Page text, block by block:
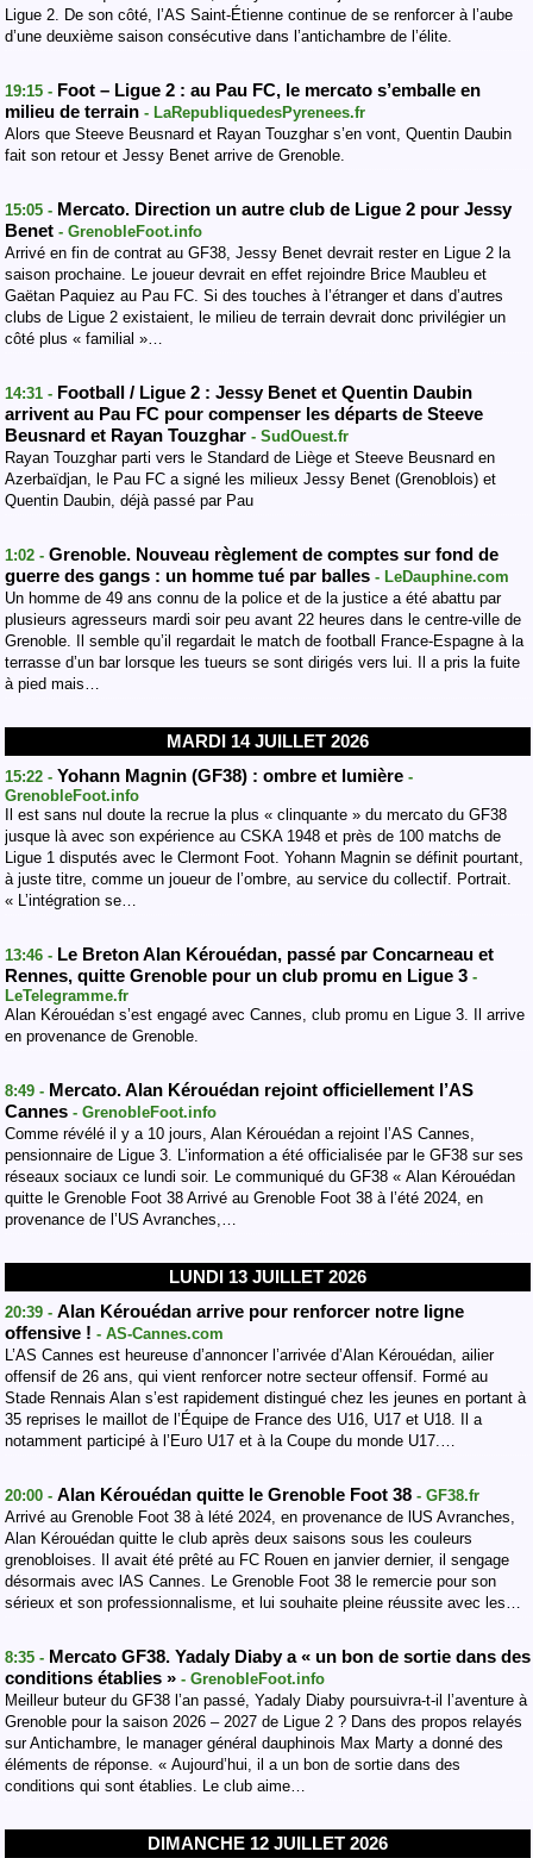
Ligue 2. De son côté, l’AS Saint-Étienne continue de se renforcer à l’aube
d’une deuxième saison consécutive dans l’antichambre de l’élite.
19:15 - Foot – Ligue 2 : au Pau FC, le mercato s’emballe en
milieu de terrain - LaRepubliquedesPyrenees.fr
Alors que Steeve Beusnard et Rayan Touzghar s’en vont, Quentin Daubin
fait son retour et Jessy Benet arrive de Grenoble.
15:05 - Mercato. Direction un autre club de Ligue 2 pour Jessy
Benet - GrenobleFoot.info
Arrivé en fin de contrat au GF38, Jessy Benet devrait rester en Ligue 2 la
saison prochaine. Le joueur devrait en effet rejoindre Brice Maubleu et
Gaëtan Paquiez au Pau FC. Si des touches à l’étranger et dans d’autres
clubs de Ligue 2 existaient, le milieu de terrain devrait donc privilégier un
côté plus « familial »…
14:31 - Football / Ligue 2 : Jessy Benet et Quentin Daubin
arrivent au Pau FC pour compenser les départs de Steeve
Beusnard et Rayan Touzghar - SudOuest.fr
Rayan Touzghar parti vers le Standard de Liège et Steeve Beusnard en
Azerbaïdjan, le Pau FC a signé les milieux Jessy Benet (Grenoblois) et
Quentin Daubin, déjà passé par Pau
1:02 - Grenoble. Nouveau règlement de comptes sur fond de
guerre des gangs : un homme tué par balles - LeDauphine.com
Un homme de 49 ans connu de la police et de la justice a été abattu par
plusieurs agresseurs mardi soir peu avant 22 heures dans le centre-ville de
Grenoble. Il semble qu’il regardait le match de football France-Espagne à la
terrasse d’un bar lorsque les tueurs se sont dirigés vers lui. Il a pris la fuite
à pied mais…
MARDI 14 JUILLET 2026
15:22 - Yohann Magnin (GF38) : ombre et lumière -
GrenobleFoot.info
Il est sans nul doute la recrue la plus « clinquante » du mercato du GF38
jusque là avec son expérience au CSKA 1948 et près de 100 matchs de
Ligue 1 disputés avec le Clermont Foot. Yohann Magnin se définit pourtant,
à juste titre, comme un joueur de l’ombre, au service du collectif. Portrait.
« L’intégration se…
13:46 - Le Breton Alan Kérouédan, passé par Concarneau et
Rennes, quitte Grenoble pour un club promu en Ligue 3 -
LeTelegramme.fr
Alan Kérouédan s’est engagé avec Cannes, club promu en Ligue 3. Il arrive
en provenance de Grenoble.
8:49 - Mercato. Alan Kérouédan rejoint officiellement l’AS
Cannes - GrenobleFoot.info
Comme révélé il y a 10 jours, Alan Kérouédan a rejoint l’AS Cannes,
pensionnaire de Ligue 3. L’information a été officialisée par le GF38 sur ses
réseaux sociaux ce lundi soir. Le communiqué du GF38 « Alan Kérouédan
quitte le Grenoble Foot 38 Arrivé au Grenoble Foot 38 à l’été 2024, en
provenance de l’US Avranches,…
LUNDI 13 JUILLET 2026
20:39 - Alan Kérouédan arrive pour renforcer notre ligne
offensive ! - AS-Cannes.com
L’AS Cannes est heureuse d’annoncer l’arrivée d’Alan Kérouédan, ailier
offensif de 26 ans, qui vient renforcer notre secteur offensif. Formé au
Stade Rennais Alan s’est rapidement distingué chez les jeunes en portant à
35 reprises le maillot de l’Équipe de France des U16, U17 et U18. Il a
notamment participé à l’Euro U17 et à la Coupe du monde U17.…
20:00 - Alan Kérouédan quitte le Grenoble Foot 38 - GF38.fr
Arrivé au Grenoble Foot 38 à lété 2024, en provenance de lUS Avranches,
Alan Kérouédan quitte le club après deux saisons sous les couleurs
grenobloises. Il avait été prêté au FC Rouen en janvier dernier, il sengage
désormais avec lAS Cannes. Le Grenoble Foot 38 le remercie pour son
sérieux et son professionnalisme, et lui souhaite pleine réussite avec les…
8:35 - Mercato GF38. Yadaly Diaby a « un bon de sortie dans des
conditions établies » - GrenobleFoot.info
Meilleur buteur du GF38 l’an passé, Yadaly Diaby poursuivra-t-il l’aventure à
Grenoble pour la saison 2026 – 2027 de Ligue 2 ? Dans des propos relayés
sur Antichambre, le manager général dauphinois Max Marty a donné des
éléments de réponse. « Aujourd’hui, il a un bon de sortie dans des
conditions qui sont établies. Le club aime…
DIMANCHE 12 JUILLET 2026